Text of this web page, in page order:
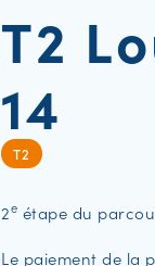
T2
14
T2
2e étape du
Le paiement de la